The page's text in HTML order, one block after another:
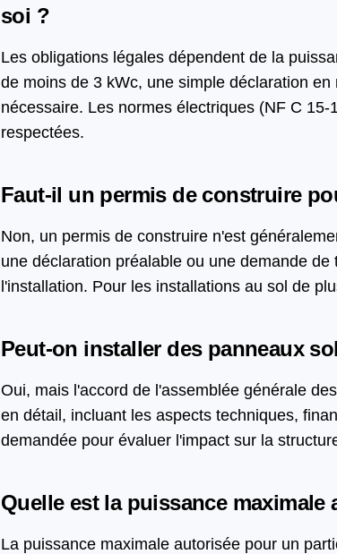
soi ?
Les obligations légales dépendent de la
de moins de 3 kWc, une simple déclaration
nécessaire. Les normes électriques (NF C
respectées.
Faut-il un permis de construire
Non, un permis de construire n'est
une déclaration préalable ou une demande
l'installation. Pour les installations au sol de
Peut-on installer des panneaux
Oui, mais l'accord de l'assemblée générale
en détail, incluant les aspects techniques,
demandée pour évaluer l'impact sur la
Quelle est la puissance
La puissance maximale autorisée pour un